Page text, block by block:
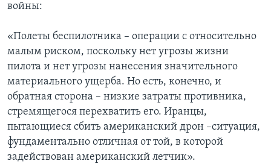
войны:
«Полеты беспилотника – операции с относительно
малым риском, поскольку нет угрозы жизни
пилота и нет угрозы нанесения значительного
материального ущерба. Но есть, конечно, и
обратная сторона – низкие затраты противника,
стремящегося перехватить его. Иранцы,
пытающиеся сбить американский дрон –ситуация,
фундаментально отличная от той, в которой
задействован американский летчик».